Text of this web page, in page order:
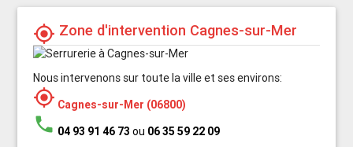
my_location Zone d'intervention Cagnes-sur-Mer
Nous intervenons sur toute la ville et ses environs:
my_location Cagnes-sur-Mer (06800)
phone 04 93 91 46 73 ou 06 35 59 22 09